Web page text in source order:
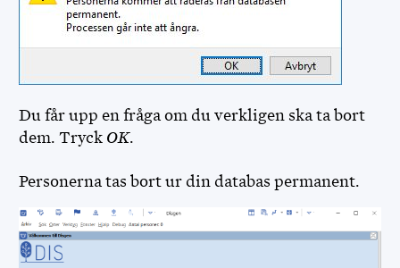
Du får upp en fråga om du verkligen ska ta bort
dem. Tryck OK.
Personerna tas bort ur din databas permanent.